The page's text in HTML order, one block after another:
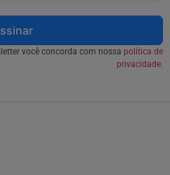
você concorda com nossa política de
privacidade.